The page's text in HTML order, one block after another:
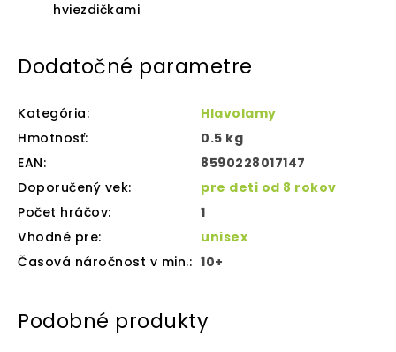
hviezdičkami
Dodatočné parametre
Kategória:
Hlavolamy
Hmotnosť:
0.5 kg
EAN:
8590228017147
Doporučený vek:
pre deti od 8 rokov
Počet hráčov:
1
Vhodné pre:
unisex
Časová náročnost v min.: 10+